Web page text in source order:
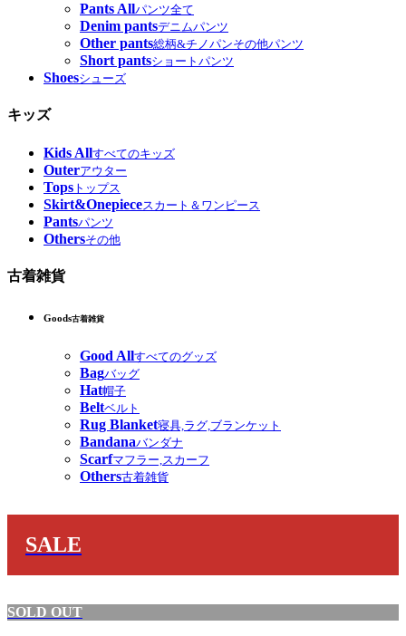
Pants Allパンツ全て
Denim pantsデニムパンツ
Other pants総柄&チノパンその他パンツ
Short pantsショートパンツ
Shoesシューズ
キッズ
Kids Allすべてのキッズ
Outerアウター
Tops トップス
Skirt&Onepieceスカート＆ワンピース
Pantsパンツ
Othersその他
古着雑貨
Goods古着雑貨
Good Allすべてのグッズ
Bagバッグ
Hat帽子
Beltベルト
Rug Blanket寝具,ラグ,ブランケット
Bandanaバンダナ
Scarfマフラー,スカーフ
Others古着雑貨
SALE
SOLD OUT